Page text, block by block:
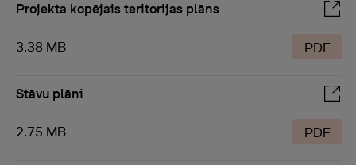
Projekta kopējais teritorijas plāns
3.38 MB PDF
Stāvu plāni
2.75 MB PDF